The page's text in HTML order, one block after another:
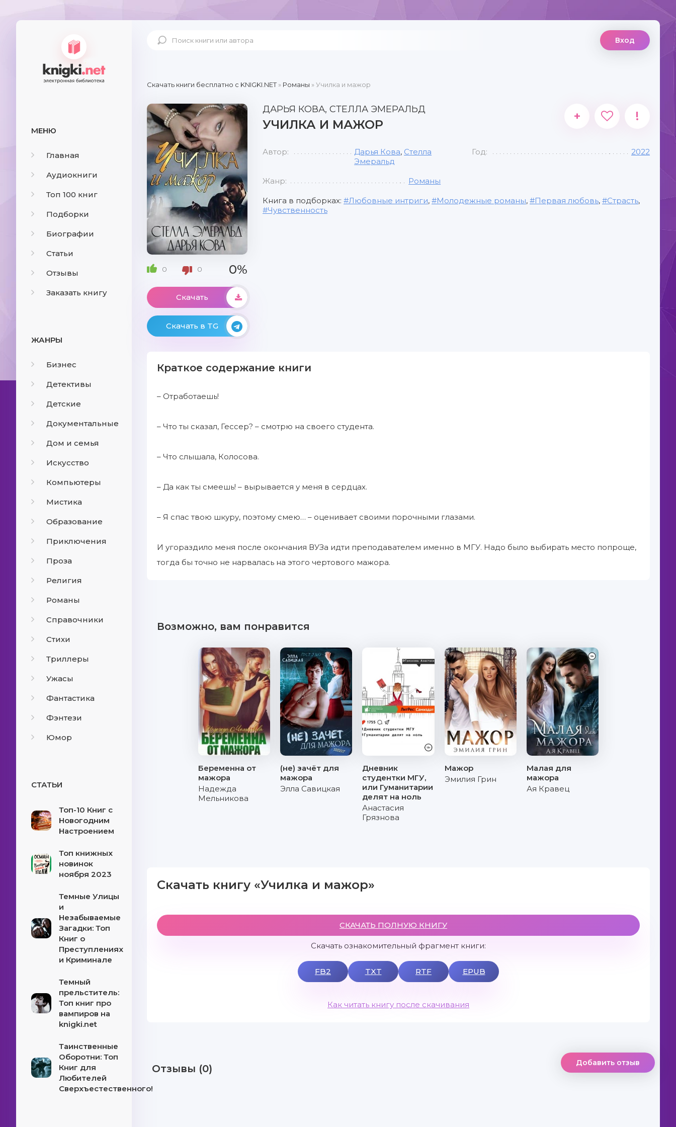
МЕНЮ
Главная
Аудиокниги
Топ 100 книг
Подборки
Биографии
Статьи
Отзывы
Заказать книгу
ЖАНРЫ
Бизнес
Детективы
Детские
Документальные
Дом и семья
Искусство
Компьютеры
Мистика
Образование
Приключения
Проза
Религия
Романы
Справочники
Стихи
Триллеры
Ужасы
Фантастика
Фэнтези
Юмор
СТАТЬИ
Топ-10 Книг с
Новогодним
Настроением
Топ книжных
новинок
ноября 2023
Темные Улицы
и
Незабываемые
Загадки: Топ
Книг о
Преступлениях
и Криминале
Темный
прельститель:
Топ книг про
вампиров на
knigki.net
Таинственные
Оборотни: Топ
Книг для
Любителей
Сверхъестественного!
Вход
Скачать книги бесплатно c KNIGKI.NET» Романы » Училка и мажор
0 0 0%
Скачать
Скачать в TG
ДАРЬЯ КОВА, СТЕЛЛА ЭМЕРАЛЬД
УЧИЛКА И МАЖОР
+ !
Автор: Дарья Кова, Стелла
Эмеральд
Год: 2022
Жанр: Романы
Книга в подборках: Любовные интриги, Молодежные романы, Первая любовь, Страсть,
Чувственность
Краткое содержание книги
– Отработаешь!
– Что ты сказал, Гессер? – смотрю на своего студента.
– Что слышала, Колосова.
– Да как ты смеешь! – вырывается у меня в сердцах.
– Я спас твою шкуру, поэтому смею… – оценивает своими порочными глазами.
И угораздило меня после окончания ВУЗа идти преподавателем именно в МГУ. Надо было выбирать место попроще,
тогда бы точно не нарвалась на этого чертового мажора.
Возможно, вам понравится
Беременна от
мажора
Надежда
Мельникова
(не) зачёт для
мажора
Элла Савицкая
Дневник
студентки МГУ,
или Гуманитарии
делят на ноль
Анастасия
Грязнова
Мажор
Эмилия Грин
Малая для
мажора
Ая Кравец
Скачать книгу «Училка и мажор»
СКАЧАТЬ ПОЛНУЮ КНИГУ
Скачать ознакомительный фрагмент книги:
FB2 TXT RTF EPUB
Как читать книгу после скачивания
Отзывы (0) Добавить отзыв